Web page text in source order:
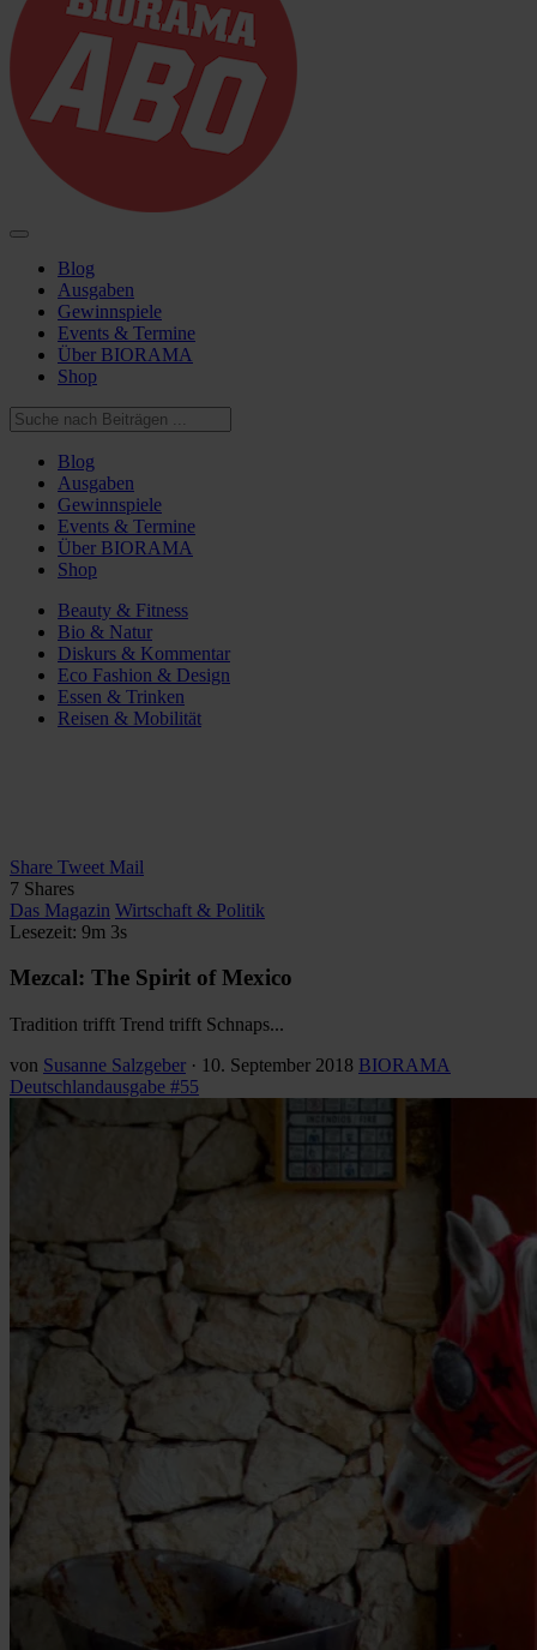
Blog
Ausgaben
Gewinnspiele
Events & Termine
Über BIORAMA
Shop
Blog
Ausgaben
Gewinnspiele
Events & Termine
Über BIORAMA
Shop
Beauty & Fitness
Bio & Natur
Diskurs & Kommentar
Eco Fashion & Design
Essen & Trinken
Reisen & Mobilität
Share Tweet Mail
7 Shares
Das Magazin Wirtschaft & Politik
Lesezeit: 9m 3s
Mezcal: The Spirit of Mexico
Tradition trifft Trend trifft Schnaps...
von Susanne Salzgeber · 10. September 2018 BIORAMA
Deutschlandausgabe #55